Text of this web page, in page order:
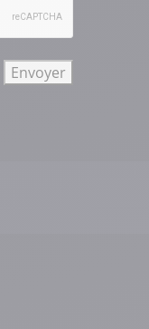
Envoyer